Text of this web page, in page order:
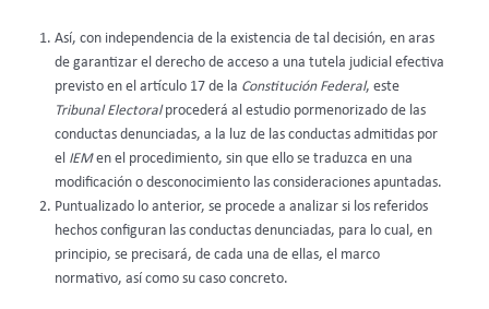
Así, con independencia de la existencia de tal decisión, en aras
de garantizar el derecho de acceso a una tutela judicial efectiva
previsto en el artículo 17 de la Constitución Federal, este
Tribunal Electoralprocederá al estudio pormenorizado de las
conductas denunciadas, a la luz de las conductas admitidas por
el IEMen el procedimiento, sin que ello se traduzca en una
modificación o desconocimiento las consideraciones apuntadas.
Puntualizado lo anterior, se procede a analizar si los referidos
hechos configuran las conductas denunciadas, para lo cual, en
principio, se precisará, de cada una de ellas, el marco
normativo, así como su caso concreto.